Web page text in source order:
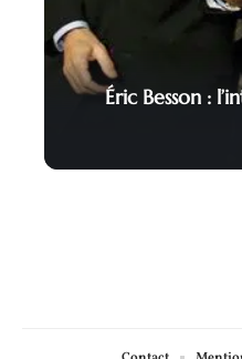
Éric Besson :